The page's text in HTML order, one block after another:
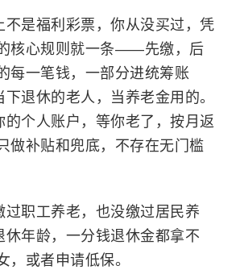
不是福利彩票，你从没买过，凭
核心规则就一条——先缴，后
每一笔钱，一部分进统筹账
退休的老人，当养老金用的。
的个人账户，等你老了，按月返
做补贴和兜底，不存在无门槛
过职工养老，也没缴过居民养
休年龄，一分钱退休金都拿不
，或者申请低保。